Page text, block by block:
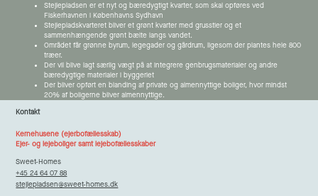
Stejlepladsen er et nyt og bæredygtigt kvarter, som skal opføres ved
Fiskerhavnen i Københavns Sydhavn
Stejlepladskvarteret bliver et grønt kvarter med grusstier og et
sammenhængende grønt bælte langs vandet.
Området får grønne byrum, legegader og gårdrum, ligesom der plantes hele 800
træer.
Der vil blive lagt særlig vægt på at integrere genbrugsmaterialer og andre
bæredygtige materialer i byggeriet
Der bliver opført en blanding af private og almennyttige boliger, hvor mindst
20% af boligerne bliver almennyttige.
Kontakt
Kernehusene (ejerbofællesskab)
Ejer- og lejeboliger samt lejebofællesskaber
Sweet-Homes
+45 24 64 07 88
stejlepladsen@sweet-homes.dk